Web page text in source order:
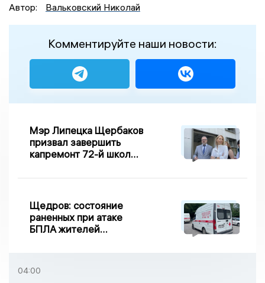
Автор:
Вальковский Николай
Комментируйте наши новости:
Мэр Липецка Щербаков
призвал завершить
капремонт 72-й школы
Щедров: состояние
раненных при атаке
БПЛА жителей
04:00